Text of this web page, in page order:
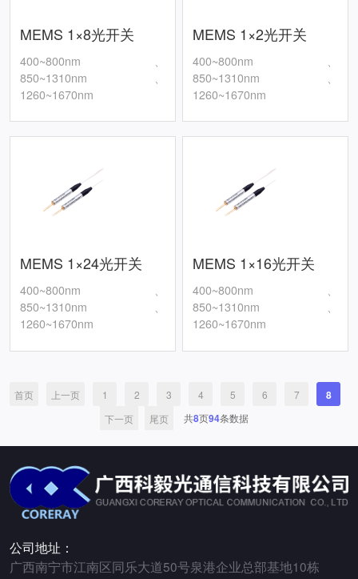
MEMS 1×8光开关
400~800nm、
850~1310nm、
1260~1670nm
MEMS 1×2光开关
400~800nm、
850~1310nm、
1260~1670nm
MEMS 1×24光开关
400~800nm、
850~1310nm、
1260~1670nm
MEMS 1×16光开关
400~800nm、
850~1310nm、
1260~1670nm
首页 上一页 1 2 3 4 5 6 7 8
下一页 尾页 共8页94条数据
公司地址：
广西南宁市江南区同乐大道50号泉港企业总部基地10栋